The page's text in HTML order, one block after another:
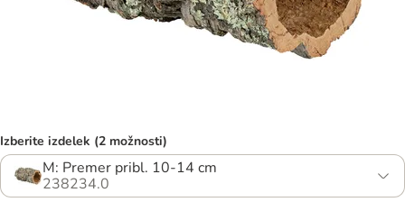
Izberite izdelek (2 možnosti)
M: Premer pribl. 10-14 cm
238234.0